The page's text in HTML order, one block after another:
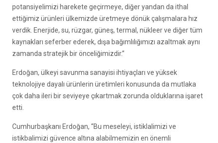
potansiyelimizi harekete geçirmeye, diğer yandan da ithal
ettiğimiz ürünleri ülkemizde üretmeye dönük çalışmalara hız
verdik. Enerjide, su, rüzgar, güneş, termal, nükleer ve diğer tüm
kaynakları seferber ederek, dışa bağımlılığımızı azaltmak aynı
zamanda stratejik bir önceliğimizdir.”
Erdoğan, ülkeyi savunma sanayisi ihtiyaçları ve yüksek
teknolojiye dayalı ürünlerin üretimleri konusunda da mutlaka
çok daha ileri bir seviyeye çıkartmak zorunda olduklarına işaret
etti.
Cumhurbaşkanı Erdoğan, “Bu meseleyi, istiklalimizi ve
istikbalimizi güvence altına alabilmemizin en önemli